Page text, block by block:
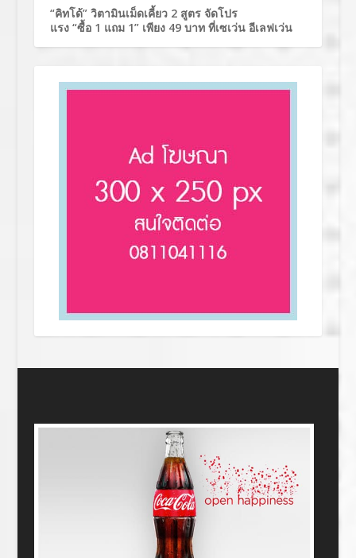
“คิทโด้” วิตามินเม็ดเคี้ยว 2 สูตร จัดโปร
แรง “ซื้อ 1 แถม 1” เพียง 49 บาท ที่เซเว่น อีเลฟเว่น